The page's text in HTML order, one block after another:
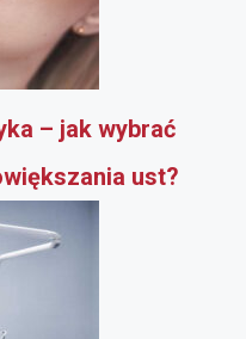
– jak wybrać
ust?